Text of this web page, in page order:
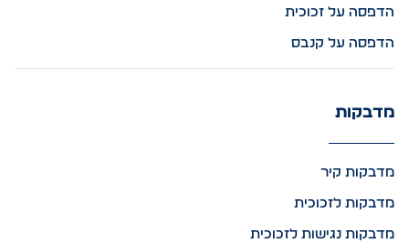
הדפסה על זכוכית
הדפסה על קנבס
מדבקות
מדבקות קיר
מדבקות לזכוכית
מדבקות נגישות לזכוכית